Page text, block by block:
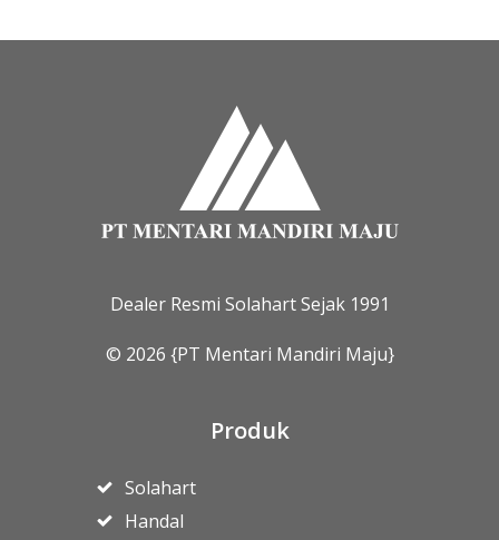
Dealer Resmi Solahart Sejak 1991
© 2026 {PT Mentari Mandiri Maju}
Produk
Solahart
Handal